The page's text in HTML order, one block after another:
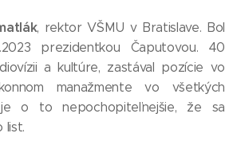
, rektor VŠMU v Bratislave. Bol
prezidentkou Čaputovou. 40
a kultúre, zastával pozície vo
manažmente vo všetkých
o to nepochopiteľnejšie, že sa
list.